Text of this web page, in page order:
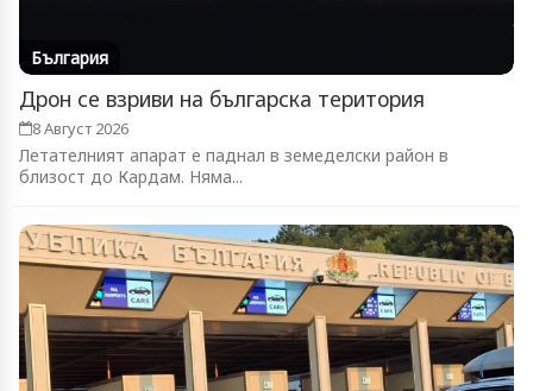
България
Дрон се взриви на българска територия
8 Август 2026
Летателният апарат е паднал в земеделски район в
близост до Кардам. Няма...